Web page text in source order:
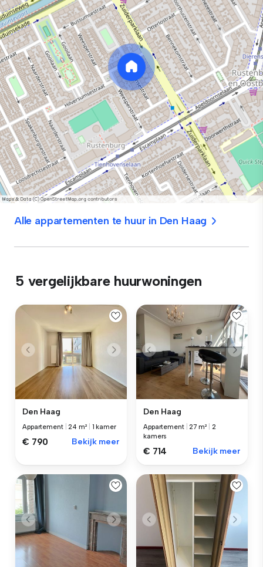
Alle appartementen te huur in Den Haag
5 vergelijkbare huurwoningen
Den Haag
Appartement |24 m² 1 kamer
€ 790 Bekijk meer
Den Haag
Appartement |27 m²
2
kamers
€ 714 Bekijk meer